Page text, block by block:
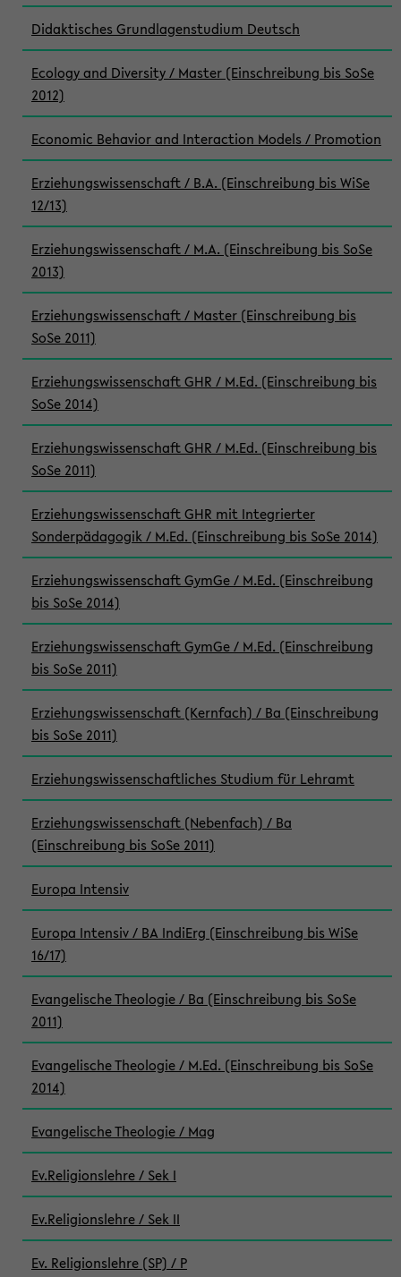
Didaktisches Grundlagenstudium Deutsch
Ecology and Diversity / Master (Einschreibung bis SoSe
2012)
Economic Behavior and Interaction Models / Promotion
Erziehungswissenschaft / B.A. (Einschreibung bis WiSe
12/13)
Erziehungswissenschaft / M.A. (Einschreibung bis SoSe
2013)
Erziehungswissenschaft / Master (Einschreibung bis
SoSe 2011)
Erziehungswissenschaft GHR / M.Ed. (Einschreibung bis
SoSe 2014)
Erziehungswissenschaft GHR / M.Ed. (Einschreibung bis
SoSe 2011)
Erziehungswissenschaft GHR mit Integrierter
Sonderpädagogik / M.Ed. (Einschreibung bis SoSe 2014)
Erziehungswissenschaft GymGe / M.Ed. (Einschreibung
bis SoSe 2014)
Erziehungswissenschaft GymGe / M.Ed. (Einschreibung
bis SoSe 2011)
Erziehungswissenschaft (Kernfach) / Ba (Einschreibung
bis SoSe 2011)
Erziehungswissenschaftliches Studium für Lehramt
Erziehungswissenschaft (Nebenfach) / Ba
(Einschreibung bis SoSe 2011)
Europa Intensiv
Europa Intensiv / BA IndiErg (Einschreibung bis WiSe
16/17)
Evangelische Theologie / Ba (Einschreibung bis SoSe
2011)
Evangelische Theologie / M.Ed. (Einschreibung bis SoSe
2014)
Evangelische Theologie / Mag
Ev.Religionslehre / Sek I
Ev.Religionslehre / Sek II
Ev. Religionslehre (SP) / P